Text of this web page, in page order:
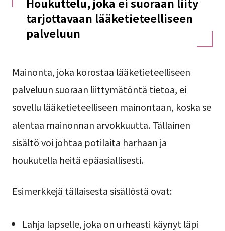
tarjottavaan lääketieteelliseen
palveluun
Mainonta, joka korostaa lääketieteelliseen
palveluun suoraan liittymätöntä tietoa, ei
sovellu lääketieteelliseen mainontaan, koska se
alentaa mainonnan arvokkuutta. Tällainen
sisältö voi johtaa potilaita harhaan ja
houkutella heitä epäasiallisesti.
Esimerkkejä tällaisesta sisällöstä ovat:
Lahja lapselle, joka on urheasti käynyt läpi